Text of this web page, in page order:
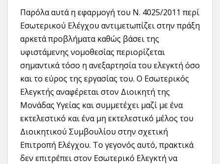
Παρόλα αυτά η εφαρμογή του Ν. 4025/2011 περί
Εσωτερικού Ελέγχου αντιμετωπίζει στην πράξη
αρκετά προβλήματα καθώς βάσει της
υφιστάμενης νομοθεσίας περιορίζεται
σημαντικά τόσο η ανεξαρτησία του ελεγκτή όσο
και το εύρος της εργασίας του. Ο Εσωτερικός
Ελεγκτής αναφέρεται στον Διοικητή της
Μονάδας Υγείας και συμμετέχει μαζί με ένα
εκτελεστικό και ένα μη εκτελεστικό μέλος του
Διοικητικού Συμβουλίου στην σχετική
Επιτροπή Ελέγχου. Το γεγονός αυτό, πρακτικά
δεν επιτρέπει στον Εσωτερικό Ελεγκτή να